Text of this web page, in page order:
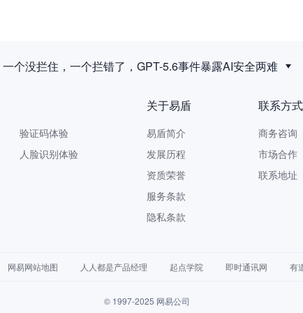
一个没拦住，一个拦错了，GPT-5.6事件暴露AI安全两难
验证码体验
人脸识别体验
关于易盾
易盾简介
发展历程
资质荣誉
服务条款
隐私条款
联系方式
商务咨询
市场合作
联系地址
网易网站地图 人人都是产品经理 起点学院 即时通讯网 有
© 1997-2025 网易公司